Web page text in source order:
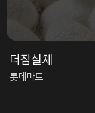
더잠실체
롯데마트